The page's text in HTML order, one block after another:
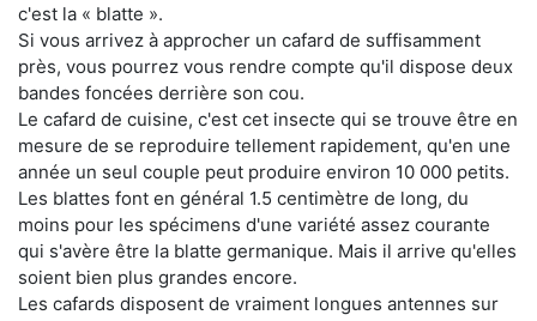
c'est la « blatte ».
Si vous arrivez à approcher un cafard de suffisamment
près, vous pourrez vous rendre compte qu'il dispose deux
bandes foncées derrière son cou.
Le cafard de cuisine, c'est cet insecte qui se trouve être en
mesure de se reproduire tellement rapidement, qu'en une
année un seul couple peut produire environ 10 000 petits.
Les blattes font en général 1.5 centimètre de long, du
moins pour les spécimens d'une variété assez courante
qui s'avère être la blatte germanique. Mais il arrive qu'elles
soient bien plus grandes encore.
Les cafards disposent de vraiment longues antennes sur